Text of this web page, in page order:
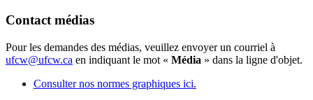
Contact médias
Pour les demandes des médias, veuillez envoyer un courriel à
ufcw@ufcw.ca en indiquant le mot « Média » dans la ligne d'objet.
Consulter nos normes graphiques ici.